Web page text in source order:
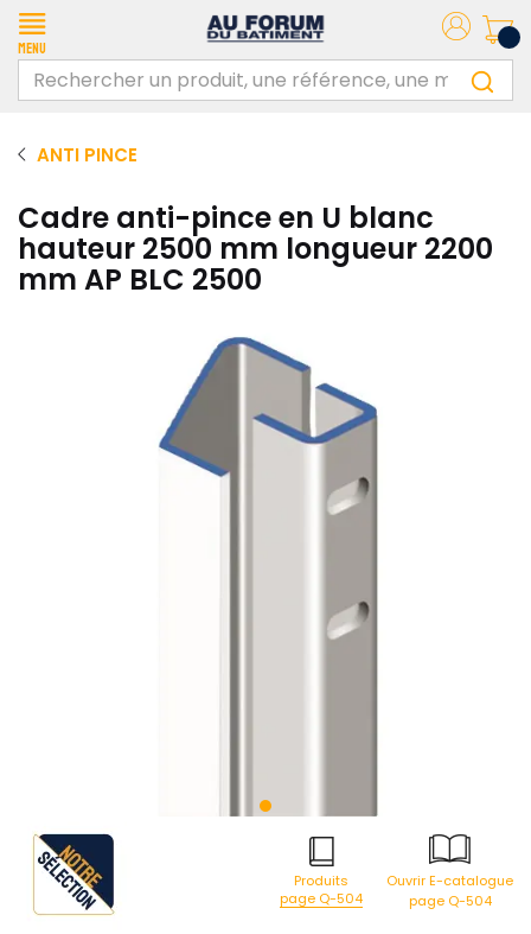
Menu
ANTI PINCE
Cadre anti-pince en U blanc
hauteur 2500 mm longueur 2200
mm AP BLC 2500
Produits
page Q-504
Ouvrir E-catalogue
page Q-504